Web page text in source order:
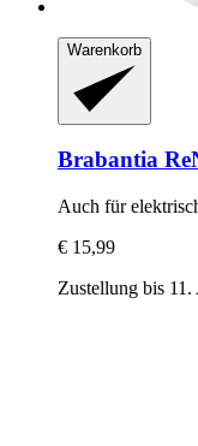
Warenkorb
Brabantia
Auch für
€ 15,99
Zustellung bis 11.